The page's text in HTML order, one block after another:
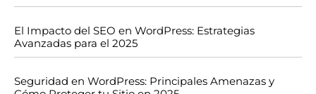
El Impacto del SEO en WordPress: Estrategias
Avanzadas para el 2025
Seguridad en WordPress: Principales Amenazas y